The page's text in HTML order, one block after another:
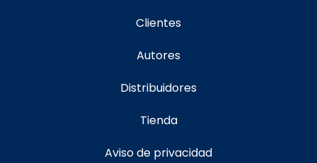
Clientes
Autores
Distribuidores
Tienda
Aviso de privacidad